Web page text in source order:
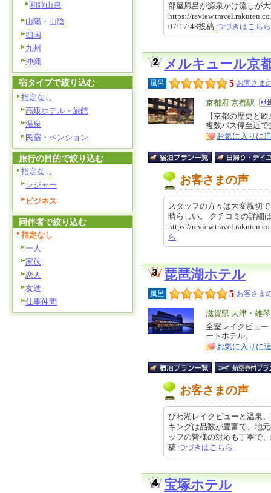
部屋風呂が源泉かけ流しが
https://
07:17:48投稿 つづきはこちら
メルキュール京
風呂 5 お客さま
エ
リ
ア
京都府 京都駅
特
徴
【京都の歴史と
複数バス停至近
お気に入りに
お客さまの声
スタッフの方々は大変親切
晴らしい。 クチコミの詳
https://
ら
琵琶湖ホテル
風呂 5 お客さま
エ
リ
ア
滋賀県 大津・雄
特
全室レイクビュ
ートホテル。
お気に入りに
お客さまの声
びわ湖レイクビューと温泉
キングは品数が豊富で、地
ッフの皆様の対応も丁寧で
稿 つづきはこちら
宝塚ホテル
和歌山県
山陽・山陰
四国
九州
沖縄
宿タイプで絞り込む
指定なし
高級ホテル・旅館
温泉
民宿・ペンション
旅行の目的で絞り込む
指定なし
レジャー
ビジネス
同伴者で絞り込む
指定なし
一人
家族
恋人
友達
仕事仲間